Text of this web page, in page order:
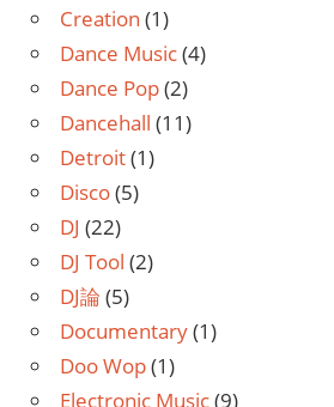
Creation (1)
Dance Music(4)
Dance Pop(2)
Dancehall (11)
Detroit(1)
Disco(5)
DJ (22)
DJ Tool (2)
DJ論 (5)
Documentary(1)
Doo Wop(1)
Electronic Music(9)